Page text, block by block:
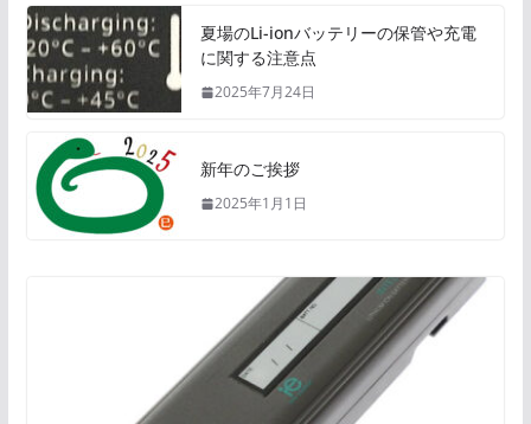
夏場のLi-ionバッテリーの保管や充電
に関する注意点
2025年7月24日
新年のご挨拶
2025年1月1日